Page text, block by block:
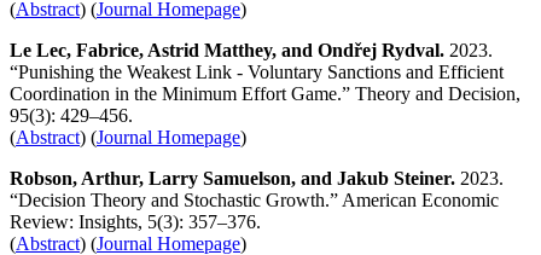
(Abstract) (Journal Homepage)
Le Lec, Fabrice, Astrid Matthey, and Ondřej Rydval. 2023.
“Punishing the Weakest Link - Voluntary Sanctions and Efficient
Coordination in the Minimum Effort Game.” Theory and Decision,
95(3): 429–456.
(Abstract) (Journal Homepage)
Robson, Arthur, Larry Samuelson, and Jakub Steiner. 2023.
“Decision Theory and Stochastic Growth.” American Economic
Review: Insights, 5(3): 357–376.
(Abstract) (Journal Homepage)